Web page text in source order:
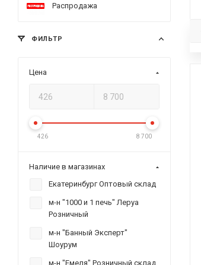
Распродажа
ФИЛЬТР
Цена
426 8 700
Наличие в магазинах
Екатеринбург Оптовый склад
м-н "1000 и 1 печь" Леруа
Розничный
м-н "Банный Эксперт"
Шоурум
м-н "Емеля" Розничный склад